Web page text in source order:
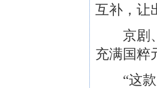
互补，让
京剧、
充满国粹
“这款